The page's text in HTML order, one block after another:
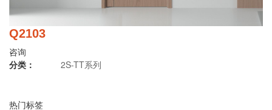
Q2103
咨询
分类：
2S-TT系列
热门标签